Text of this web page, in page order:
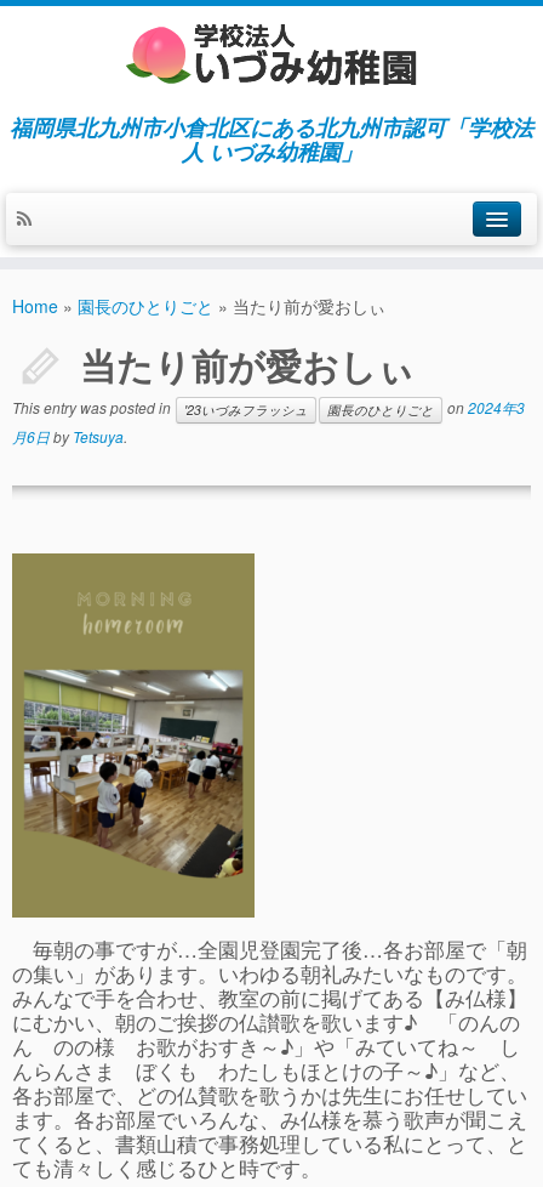
福岡県北九州市小倉北区にある北九州市認可「学校法
人 いづみ幼稚園」
施設紹介
指導／保育の内容
卒園児進路
給食日記
園生活ブログ
2歳児クラス(ももたろうクラブ)
募集概要(2歳児クラス)
入会してから
園生活ブログ(2歳児クラス)
体験入園＆園見学
ぴ～ち通信
求人情報（園見学/自主実習も対応）
Home » 園長のひとりごと » 当たり前が愛おしぃ
当たり前が愛おしぃ
This entry was posted in '23いづみフラッシュ 園長のひとりごと on2024年3
月6日byTetsuya.
毎朝の事ですが…全園児登園完了後…各お部屋で「朝
の集い」があります。いわゆる朝礼みたいなものです。
みんなで手を合わせ、教室の前に掲げてある【み仏様】
にむかい、朝のご挨拶の仏讃歌を歌います♪ 「のんの
ん のの様 お歌がおすき～♪」や「みていてね～ し
んらんさま ぼくも わたしもほとけの子～♪」など、
各お部屋で、どの仏賛歌を歌うかは先生にお任せしてい
ます。各お部屋でいろんな、み仏様を慕う歌声が聞こえ
てくると、書類山積で事務処理している私にとって、と
ても清々しく感じるひと時です。